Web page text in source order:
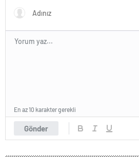
Gönder
En az 10 karakter gerekli